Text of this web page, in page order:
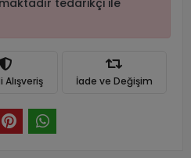
tedarikçi ile
Alışveriş İade ve Değişim